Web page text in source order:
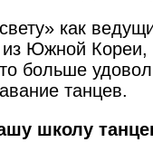
как
Южной Кореи,
больше
танцев.
школу